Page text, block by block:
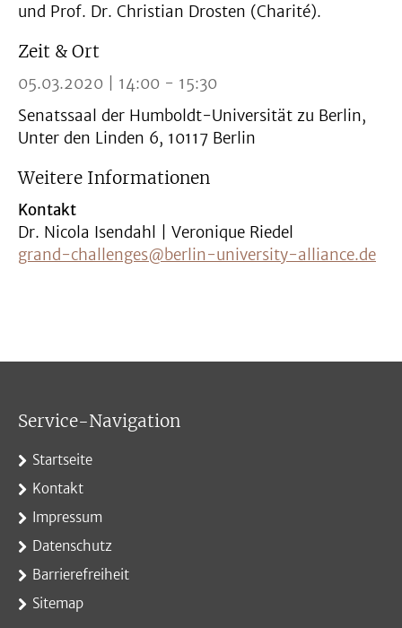
und Prof. Dr. Christian Drosten (Charité).
Zeit & Ort
05.03.2020 | 14:00 - 15:30
Senatssaal der Humboldt-Universität zu Berlin,
Unter den Linden 6, 10117 Berlin
Weitere Informationen
Kontakt
Dr. Nicola Isendahl | Veronique Riedel
grand-challenges@berlin-university-alliance.de
Service-Navigation
Startseite
Kontakt
Impressum
Datenschutz
Barrierefreiheit
Sitemap